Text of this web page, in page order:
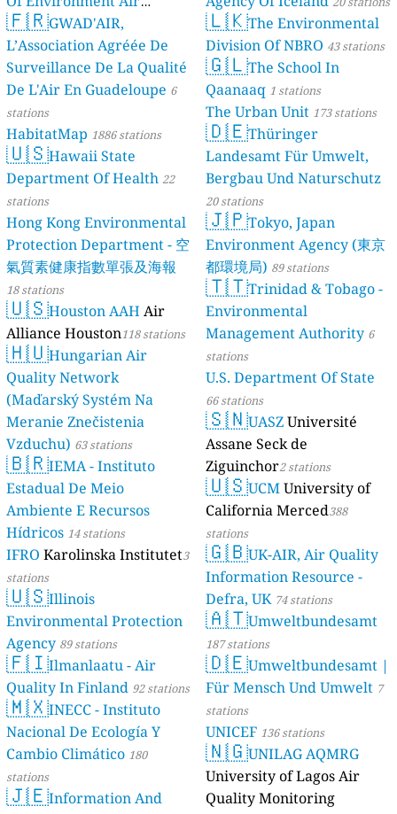
Quality Monitoring
stations
🇫🇷GWAD'AIR,
L’Association Agréée De
Surveillance De La Qualité
De L'Air En Guadeloupe 6
stations
HabitatMap 1886 stations
🇺🇸Hawaii State
Department Of Health 22
stations
Hong Kong Environmental
Protection Department - 空
氣質素健康指數單張及海報
18 stations
🇺🇸Houston AAH Air
Alliance Houston118 stations
🇭🇺Hungarian Air
Quality Network
(Maďarský Systém Na
Meranie Znečistenia
Vzduchu) 63 stations
🇧🇷IEMA - Instituto
Estadual De Meio
Ambiente E Recursos
Hídricos 14 stations
IFRO Karolinska Institutet3
stations
🇺🇸Illinois
Environmental Protection
Agency 89 stations
🇫🇮Ilmanlaatu - Air
Quality In Finland 92 stations
🇲🇽INECC - Instituto
Nacional De Ecología Y
Cambio Climático 180
stations
🇯🇪Information And
🇱🇰The Environmental
Division Of NBRO 43 stations
🇬🇱The School In
Qaanaaq 1 stations
The Urban Unit 173 stations
🇩🇪Thüringer
Landesamt Für Umwelt,
Bergbau Und Naturschutz
20 stations
🇯🇵Tokyo, Japan
Environment Agency (東京
都環境局) 89 stations
🇹🇹Trinidad & Tobago -
Environmental
Management Authority 6
stations
U.S. Department Of State
66 stations
🇸🇳UASZUniversité
Assane Seck de
Ziguinchor2 stations
🇺🇸UCMUniversity of
California Merced388
stations
🇬🇧UK-AIR, Air Quality
Information Resource -
Defra, UK 74 stations
🇦🇹Umweltbundesamt
187 stations
🇩🇪Umweltbundesamt |
Für Mensch Und Umwelt 7
stations
UNICEF 136 stations
🇳🇬UNILAG AQMRG
University of Lagos Air
Quality Monitoring